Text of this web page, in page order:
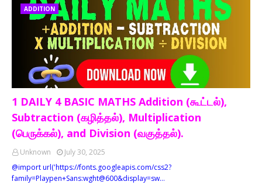
ADDITION
1 DAILY 4 BASIC MATHS Addition (கூட்டல்),
Subtraction (கழித்தல்), Multiplication
(பெருக்கல்), and Division (வகுத்தல்).
Unknown
July 30, 2025
@import url('https://fonts.googleapis.com/css2?
family=Playpen+Sans:wght@600&display=sw…